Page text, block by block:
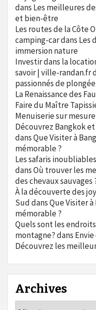
dans Les meilleures
et bien-être
Les routes de la Côte
camping-cardans Les
immersion nature
Investir dans la
savoir | ville-randan.fr
passionnés de
La Renaissance des
Faire du Maître
Menuiserie sur
Découvrez Bangkok et
dansQue Visiter à
mémorable ?
Les safaris
dansOù trouver les
des chevaux sauvages
À la découverte des
SuddansQue Visiter
mémorable ?
Quels sont les
montagne?dans
Découvrez les
Archives